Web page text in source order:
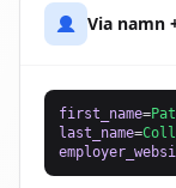
Via namn
first_name=
last_name=